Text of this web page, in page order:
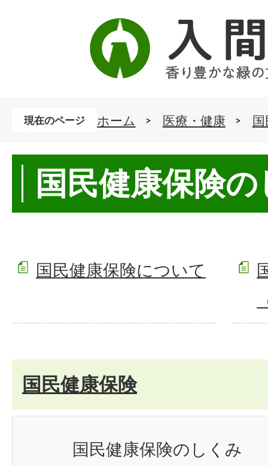
現在のページ ホーム 医療・健康
国民健康保険
国民健康保険について
国民健康保険
国民健康保険のしくみ